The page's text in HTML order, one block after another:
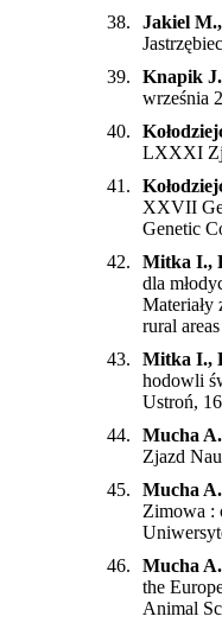
38.
Jakiel
39.
Knapik
września
40.
LXXXI
41.
XXVII
Genetic
42.
Mitka I.,
dla
rural
43.
Mitka I.,
hodowli
Ustroń,
44.
Mucha A.
Zjazd
45.
Mucha
Zimowa :
46.
Mucha
the
Animal